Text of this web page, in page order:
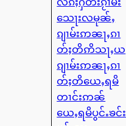
သေႃးလမုၼ်ႇ
ၵျၢမ်းဢၼႃႇၵၢ
တ်ႈတိဢိသႃႇယ
ၵျၢမ်းဢၼႃႇၵၢ
တ်ႈတိယေႇရမိ
တၢင်းဢၼ်
ယေႇရမိပွင်ႉၶင်း